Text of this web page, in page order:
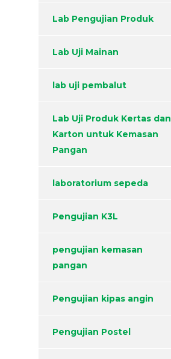
Lab Pengujian Produk
Lab Uji Mainan
lab uji pembalut
Lab Uji Produk Kertas dan
Karton untuk Kemasan
Pangan
laboratorium sepeda
Pengujian K3L
pengujian kemasan
pangan
Pengujian kipas angin
Pengujian Postel